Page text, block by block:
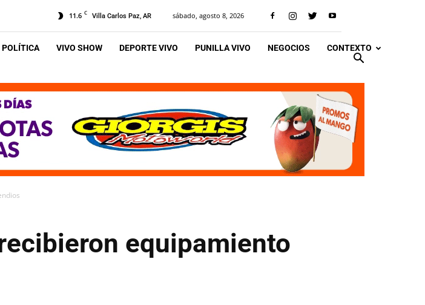
11.6 C Villa Carlos Paz, AR sábado, agosto 8, 2026
POLÍTICA VIVO SHOW DEPORTE VIVO PUNILLA VIVO NEGOCIOS CONTEXTO
equipamiento